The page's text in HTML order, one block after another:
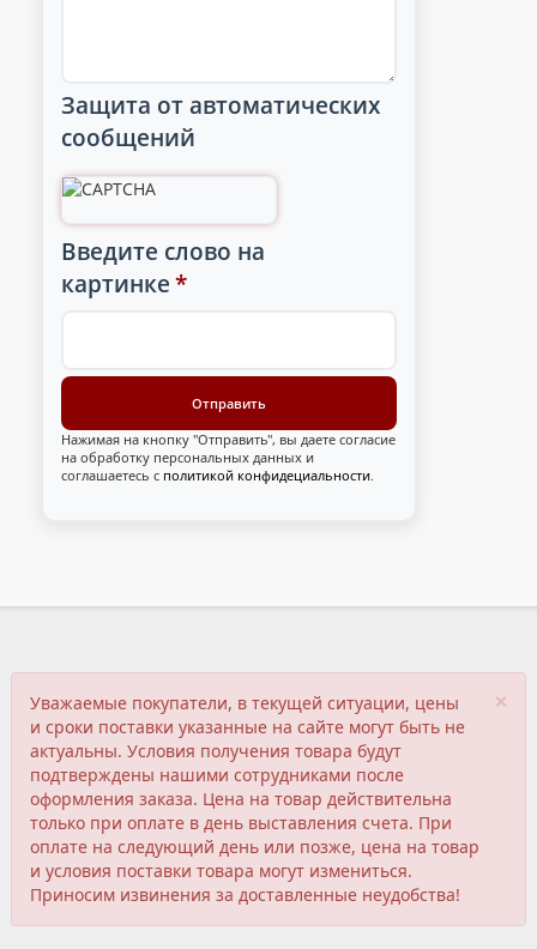
Защита от автоматических
сообщений
Введите слово на
картинке *
Нажимая на кнопку "Отправить", вы даете согласие
на обработку персональных данных и
соглашаетесь с политикой конфидециальности.
×
Уважаемые покупатели, в текущей ситуации, цены
и сроки поставки указанные на сайте могут быть не
актуальны. Условия получения товара будут
подтверждены нашими сотрудниками после
оформления заказа. Цена на товар действительна
только при оплате в день выставления счета. При
оплате на следующий день или позже, цена на товар
и условия поставки товара могут измениться.
Приносим извинения за доставленные неудобства!